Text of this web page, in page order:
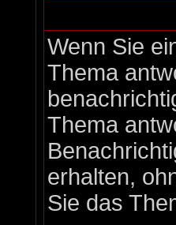
Wenn Sie
Thema
Thema
erhalten,
Sie das